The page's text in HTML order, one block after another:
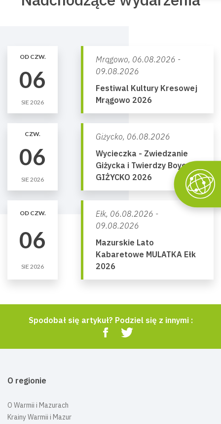
OD CZW.
06
SIE 2026
Mrągowo, 06.08.2026 -
09.08.2026
Festiwal Kultury Kresowej
Mrągowo 2026
CZW.
06
SIE 2026
Giżycko, 06.08.2026
Wycieczka - Zwiedzanie
Giżycka i Twierdzy Boyen
GIŻYCKO 2026
OD CZW.
06
SIE 2026
Ełk, 06.08.2026 -
09.08.2026
Mazurskie Lato
Kabaretowe MULATKA Ełk
2026
Spodobał się artykuł? Podziel się z innymi :
O regionie
O Warmii i Mazurach
Krainy Warmii i Mazur